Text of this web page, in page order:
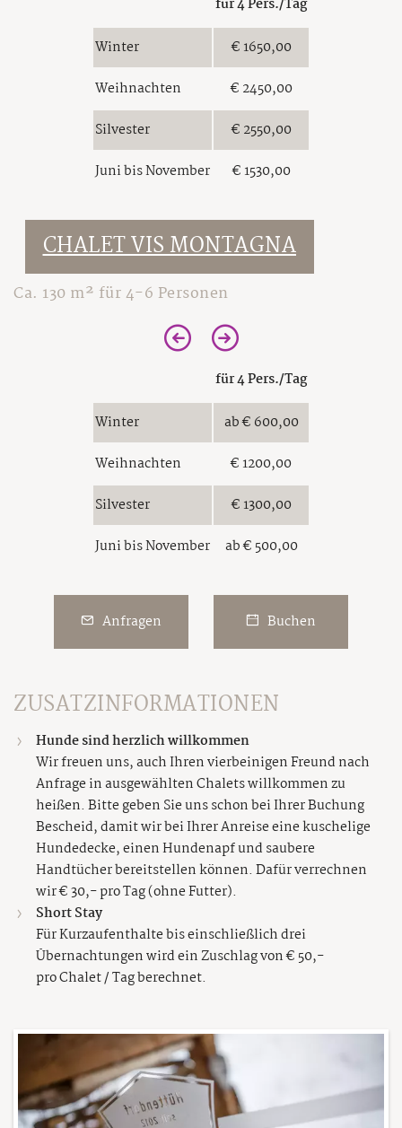
für 4 Pers./Tag
Winter
€ 1650,00
Weihnachten
€ 2450,00
Silvester
€ 2550,00
Juni bis November
€ 1530,00
CHALET VIS MONTAGNA
Ca. 130 m² für 4-6 Personen
für 4 Pers./Tag
Winter
ab € 600,00
Weihnachten
€ 1200,00
Silvester
€ 1300,00
Juni bis November
ab € 500,00
Anfragen Buchen
ZUSATZINFORMATIONEN
Hunde sind herzlich willkommen
Wir freuen uns, auch Ihren vierbeinigen Freund nach
Anfrage in ausgewählten Chalets willkommen zu
heißen. Bitte geben Sie uns schon bei Ihrer Buchung
Bescheid, damit wir bei Ihrer Anreise eine kuschelige
Hundedecke, einen Hundenapf und saubere
Handtücher bereitstellen können. Dafür verrechnen
wir € 30,- pro Tag (ohne Futter).
Short Stay
Für Kurzaufenthalte bis einschließlich drei
Übernachtungen wird ein Zuschlag von € 50,-
pro Chalet / Tag berechnet.